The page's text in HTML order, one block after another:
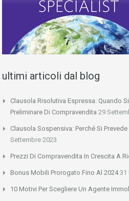
ultimi articoli dal blog
Clausola Risolutiva Espressa: Quando
Preliminare Di Compravendita 29
Clausola Sospensiva: Perché Si
Settembre 2023
Prezzi Di Compravendita In Crescita A
Bonus Mobili Prorogato Fino Al 2024 31
10 Motivi Per Scegliere Un Agente